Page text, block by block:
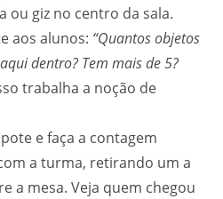
ou giz no centro da sala.
aos alunos: “Quantos objetos
dentro? Tem mais de 5?
trabalha a noção de
e faça a contagem
a turma, retirando um a
a mesa. Veja quem chegou